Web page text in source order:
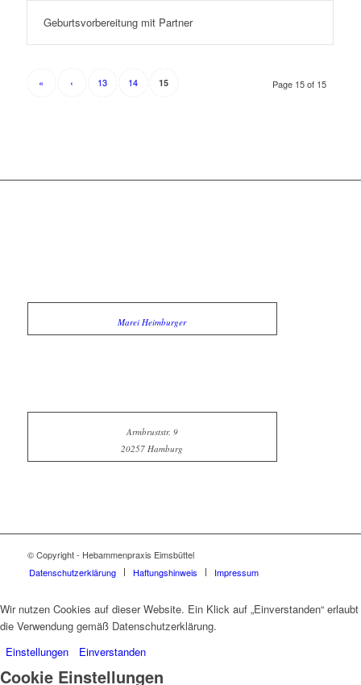
Geburtsvorbereitung mit Partner
Page 15 of 15
« ‹ 13 14 15
Marei Heimburger
Armbruststr. 9
20257 Hamburg
© Copyright - Hebammenpraxis Eimsbüttel
Datenschutzerklärung
Haftungshinweis Impressum
Wir nutzen Cookies auf dieser Website. Ein Klick auf „Einverstanden“ erlaubt
die Verwendung gemäß Datenschutzerklärung.
Einstellungen
Einverstanden
Cookie Einstellungen